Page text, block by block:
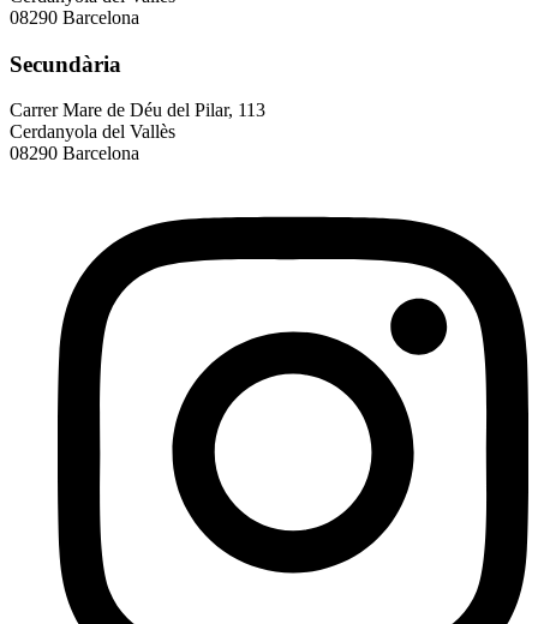
08290 Barcelona
Secundària
Carrer Mare de Déu del Pilar, 113
Cerdanyola del Vallès
08290 Barcelona